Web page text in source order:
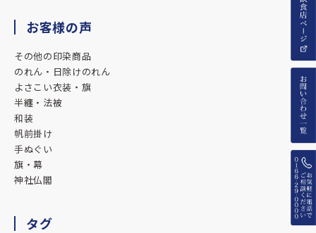
お客様の声
その他の印染商品
のれん・日除けのれん
よさこい衣装・旗
半纏・法被
和装
帆前掛け
手ぬぐい
旗・幕
神社仏閣
タグ